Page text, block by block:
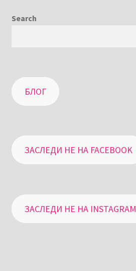
Search
БЛОГ
ЗАСЛЕДИ НЕ НА FACEBOOK
ЗАСЛЕДИ НЕ НА INSTAGRAM